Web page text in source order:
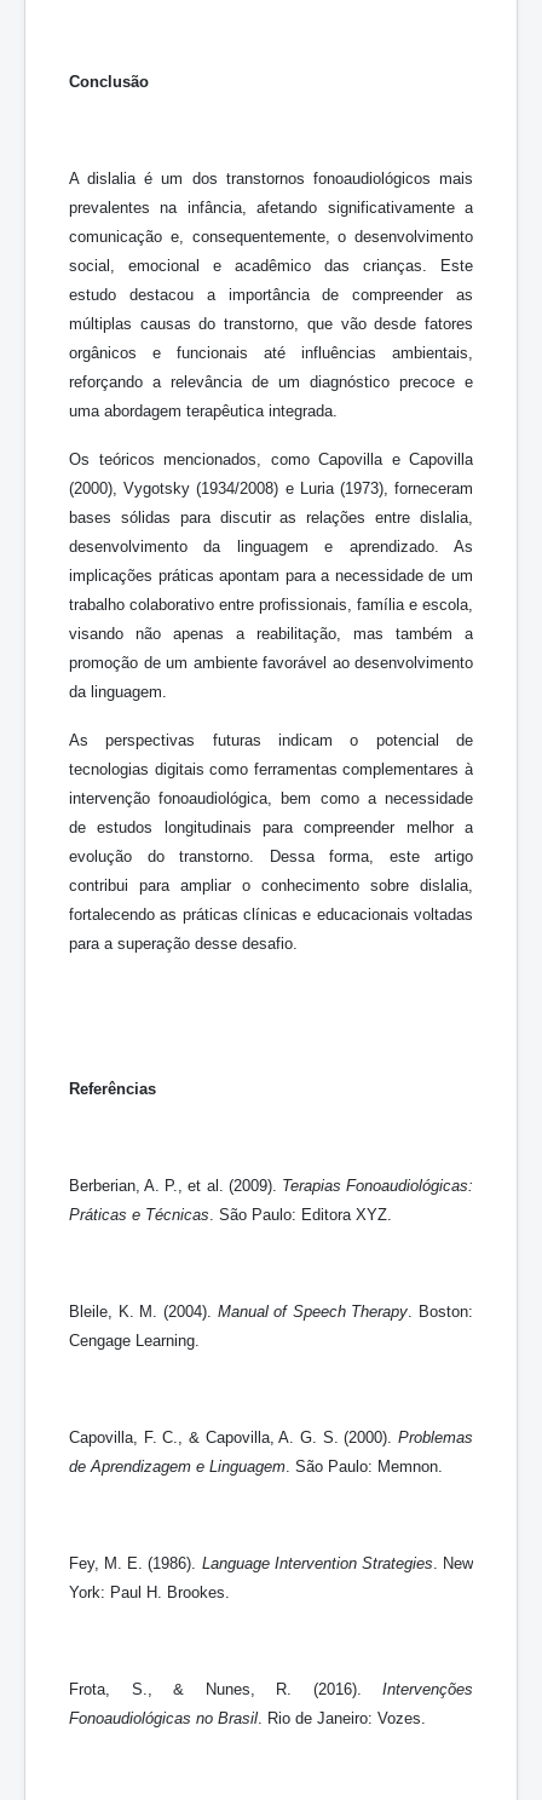
Conclusão
A dislalia é um dos transtornos fonoaudiológicos mais
prevalentes na infância, afetando significativamente a
comunicação e, consequentemente, o desenvolvimento
social, emocional e acadêmico das crianças. Este
estudo destacou a importância de compreender as
múltiplas causas do transtorno, que vão desde fatores
orgânicos e funcionais até influências ambientais,
reforçando a relevância de um diagnóstico precoce e
uma abordagem terapêutica integrada.
Os teóricos mencionados, como Capovilla e Capovilla
(2000), Vygotsky (1934/2008) e Luria (1973), forneceram
bases sólidas para discutir as relações entre dislalia,
desenvolvimento da linguagem e aprendizado. As
implicações práticas apontam para a necessidade de um
trabalho colaborativo entre profissionais, família e escola,
visando não apenas a reabilitação, mas também a
promoção de um ambiente favorável ao desenvolvimento
da linguagem.
As perspectivas futuras indicam o potencial de
tecnologias digitais como ferramentas complementares à
intervenção fonoaudiológica, bem como a necessidade
de estudos longitudinais para compreender melhor a
evolução do transtorno. Dessa forma, este artigo
contribui para ampliar o conhecimento sobre dislalia,
fortalecendo as práticas clínicas e educacionais voltadas
para a superação desse desafio.
Referências
Berberian, A. P., et al. (2009). Terapias Fonoaudiológicas:
Práticas e Técnicas . São Paulo: Editora XYZ.
Bleile, K. M. (2004). Manual of Speech Therapy . Boston:
Cengage Learning.
Capovilla, F. C., & Capovilla, A. G. S. (2000). Problemas
de Aprendizagem e Linguagem . São Paulo: Memnon.
Fey, M. E. (1986). Language Intervention Strategies . New
York: Paul H. Brookes.
Frota, S., & Nunes, R. (2016). Intervenções
Fonoaudiológicas no Brasil . Rio de Janeiro: Vozes.